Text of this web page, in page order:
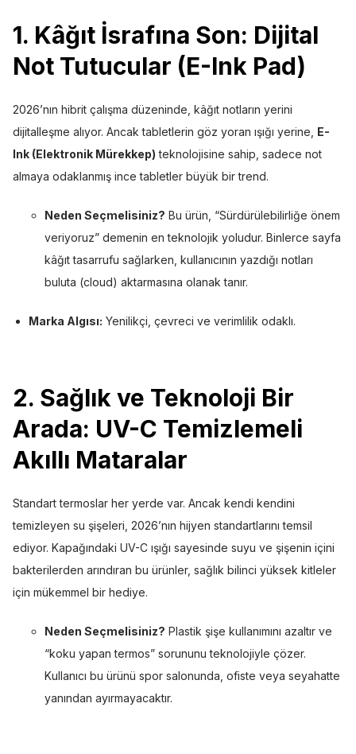
1. Kâğıt İsrafına Son: Dijital
Not Tutucular (E-Ink Pad)
2026’nın hibrit çalışma düzeninde, kâğıt notların yerini
dijitalleşme alıyor. Ancak tabletlerin göz yoran ışığı yerine, E-
Ink (Elektronik Mürekkep) teknolojisine sahip, sadece not
almaya odaklanmış ince tabletler büyük bir trend.
Neden Seçmelisiniz? Bu ürün, “Sürdürülebilirliğe önem
veriyoruz” demenin en teknolojik yoludur. Binlerce sayfa
kâğıt tasarrufu sağlarken, kullanıcının yazdığı notları
buluta (cloud) aktarmasına olanak tanır.
Marka Algısı: Yenilikçi, çevreci ve verimlilik odaklı.
2. Sağlık ve Teknoloji Bir
Arada: UV-C Temizlemeli
Akıllı Mataralar
Standart termoslar her yerde var. Ancak kendi kendini
temizleyen su şişeleri, 2026’nın hijyen standartlarını temsil
ediyor. Kapağındaki UV-C ışığı sayesinde suyu ve şişenin içini
bakterilerden arındıran bu ürünler, sağlık bilinci yüksek kitleler
için mükemmel bir hediye.
Neden Seçmelisiniz? Plastik şişe kullanımını azaltır ve
“koku yapan termos” sorununu teknolojiyle çözer.
Kullanıcı bu ürünü spor salonunda, ofiste veya seyahatte
yanından ayırmayacaktır.